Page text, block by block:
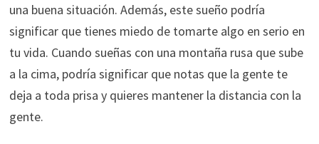
una buena situación. Además, este sueño podría
significar que tienes miedo de tomarte algo en serio en
tu vida. Cuando sueñas con una montaña rusa que sube
a la cima, podría significar que notas que la gente te
deja a toda prisa y quieres mantener la distancia con la
gente.